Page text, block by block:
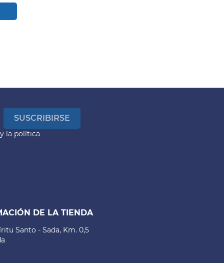
y la política
DE LA TIENDA
Santo - Sada, Km. 0,5